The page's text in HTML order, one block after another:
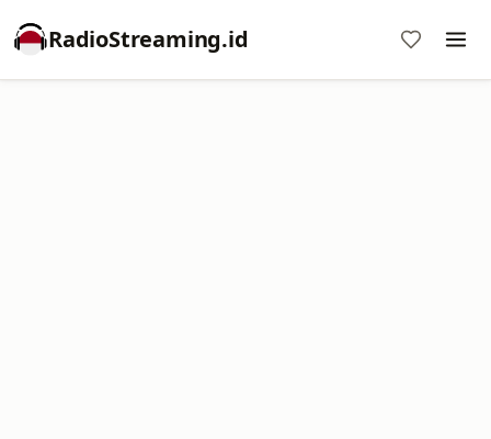
RadioStreaming.id